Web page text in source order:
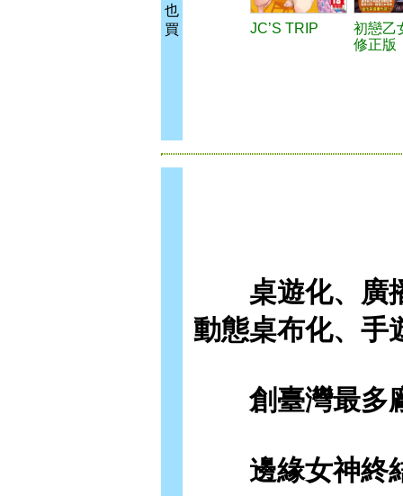
也
買
JC’S TRIP
初戀乙
修正版
桌遊化、廣播
動態桌布化、手
創臺灣最多廠
邊緣女神終結